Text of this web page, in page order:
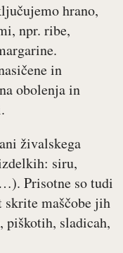
hrano,
npr. ribe,
in
obolenja in
živalskega
siru,
Prisotne so tudi
maščobe jih
sladicah,